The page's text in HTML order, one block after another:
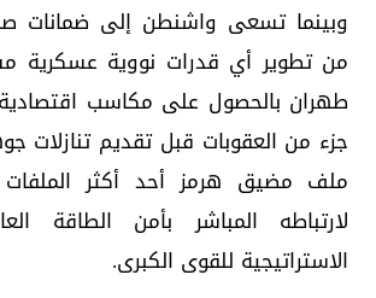
وبينما تسعى واشنطن إلى ضمانات
من تطوير أي قدرات نووية عسكرية
طهران بالحصول على مكاسب
جزء من العقوبات قبل تقديم تنازلات
ملف مضيق هرمز أحد أكثر
لارتباطه المباشر بأمن الطاقة
الاستراتيجية للقوى الكبرى.